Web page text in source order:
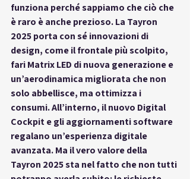
funziona perché sappiamo che ciò che
è raro è anche prezioso. La Tayron
2025 porta con sé innovazioni di
design, come il frontale più scolpito,
fari Matrix LED di nuova generazione e
un’aerodinamica migliorata che non
solo abbellisce, ma ottimizza i
consumi. All’interno, il nuovo Digital
Cockpit e gli aggiornamenti software
regalano un’esperienza digitale
avanzata. Ma il vero valore della
Tayron 2025 sta nel fatto che non tutti